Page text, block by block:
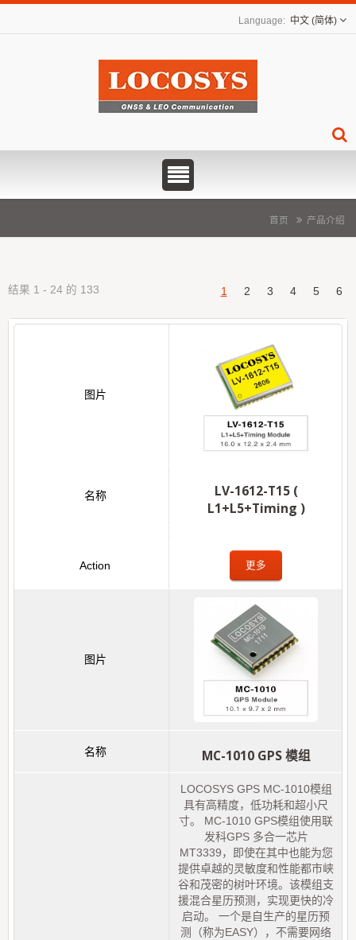
中文 (简体)
首页 产品介绍
结果 1 - 24 的 133 1 2 3 4 5 6
LV-1612-T15 (
L1+L5+Timing )
更多
MC-1010 GPS 模组
LOCOSYS GPS MC-1010模组
具有高精度，低功耗和超小尺
寸。 MC-1010 GPS模组使用联
发科GPS 多合一芯片
MT3339，即使在其中也能为您
提供卓越的灵敏度和性能都市峡
谷和茂密的树叶环境。该模组支
援混合星历预测，实现更快的冷
启动。 一个是自生产的星历预
测（称为EASY），不需要网络